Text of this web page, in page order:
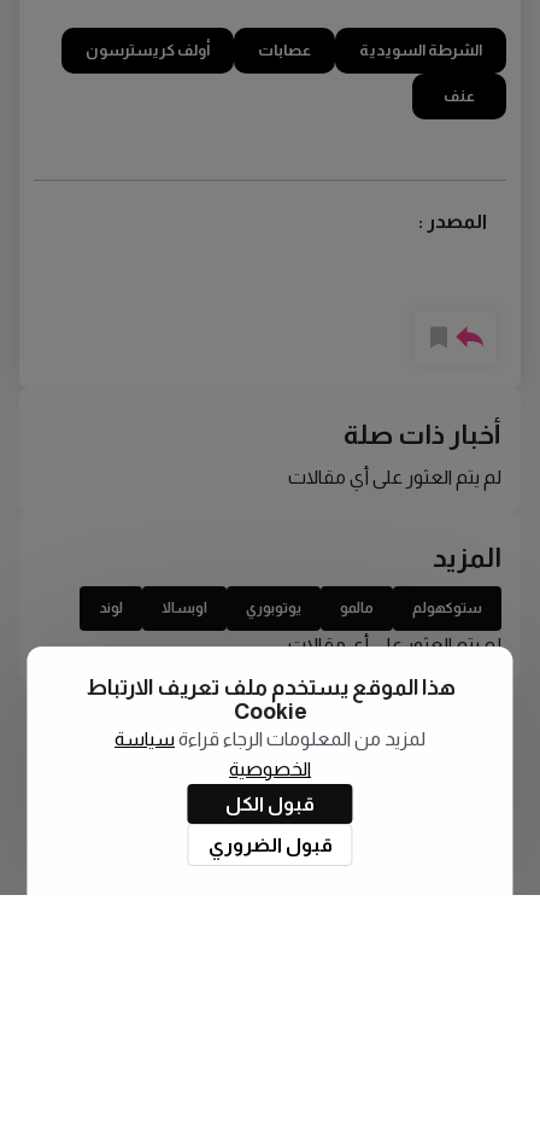
الشرطة السويدية عصابات أولف كريسترسون
عنف
المصدر :
أخبار ذات صلة
لم يتم العثور على أي مقالات
المزيد
ستوكهولم مالمو يوتوبوري اوبسالا لوند
لم يتم العثور على أي مقالات
هذا الموقع يستخدم ملف تعريف الارتباط
Cookie
لمزيد من المعلومات الرجاء قراءة سياسة
الخصوصية
قبول الكل
قبول الضروري